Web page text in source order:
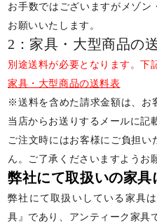
お手数ではございますがメゾン
お願いいたします。
2：家具・大型商品の
別途送料が必要となります。下
家具・大型商品の送料表
※送料を含めた請求金額は、お
当店からお送りするメールに記
ご注文時にはお客様にご負担
ん。ご了承くださいますようお
弊社にて取扱いの家具
弊社にて取扱いしている家具
具』であり、アンティーク家具